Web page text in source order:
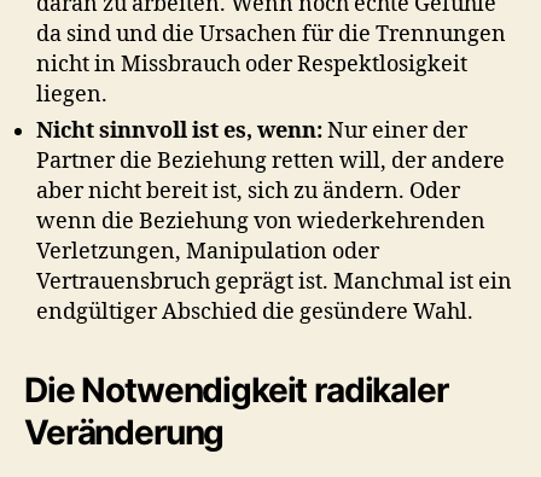
da sind und die Ursachen für die Trennungen
nicht in Missbrauch oder Respektlosigkeit
liegen.
Nicht sinnvoll ist es, wenn:Nur einer der
Partner die Beziehung retten will, der andere
aber nicht bereit ist, sich zu ändern. Oder
wenn die Beziehung von wiederkehrenden
Verletzungen, Manipulation oder
Vertrauensbruch geprägt ist. Manchmal ist ein
endgültiger Abschied die gesündere Wahl.
Die Notwendigkeit radikaler
Veränderung